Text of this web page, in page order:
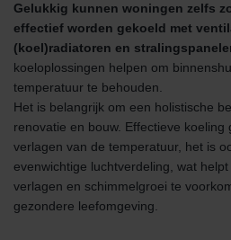
Gelukkig kunnen woningen zelfs
effectief worden gekoeld met
(koel)radiatoren en
koeloplossingen helpen om
temperatuur te behouden.
Het is belangrijk om een holistische
renovatie en bouw. Effectieve
verlagen van de temperatuur, het is
evenwichtige luchtverdeling, wat
verlagen en schimmelgroei te
gezondere leefomgeving.